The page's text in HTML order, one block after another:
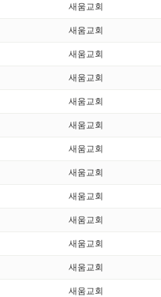
새움교회
새움교회
새움교회
새움교회
새움교회
새움교회
새움교회
새움교회
새움교회
새움교회
새움교회
새움교회
새움교회